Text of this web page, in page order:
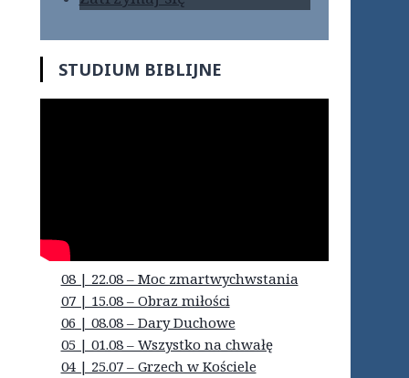
STUDIUM BIBLIJNE
08 | 22.08 – Moc zmartwychwstania
07 | 15.08 – Obraz miłości
06 | 08.08 – Dary Duchowe
05 | 01.08 – Wszystko na chwałę
04 | 25.07 – Grzech w Kościele